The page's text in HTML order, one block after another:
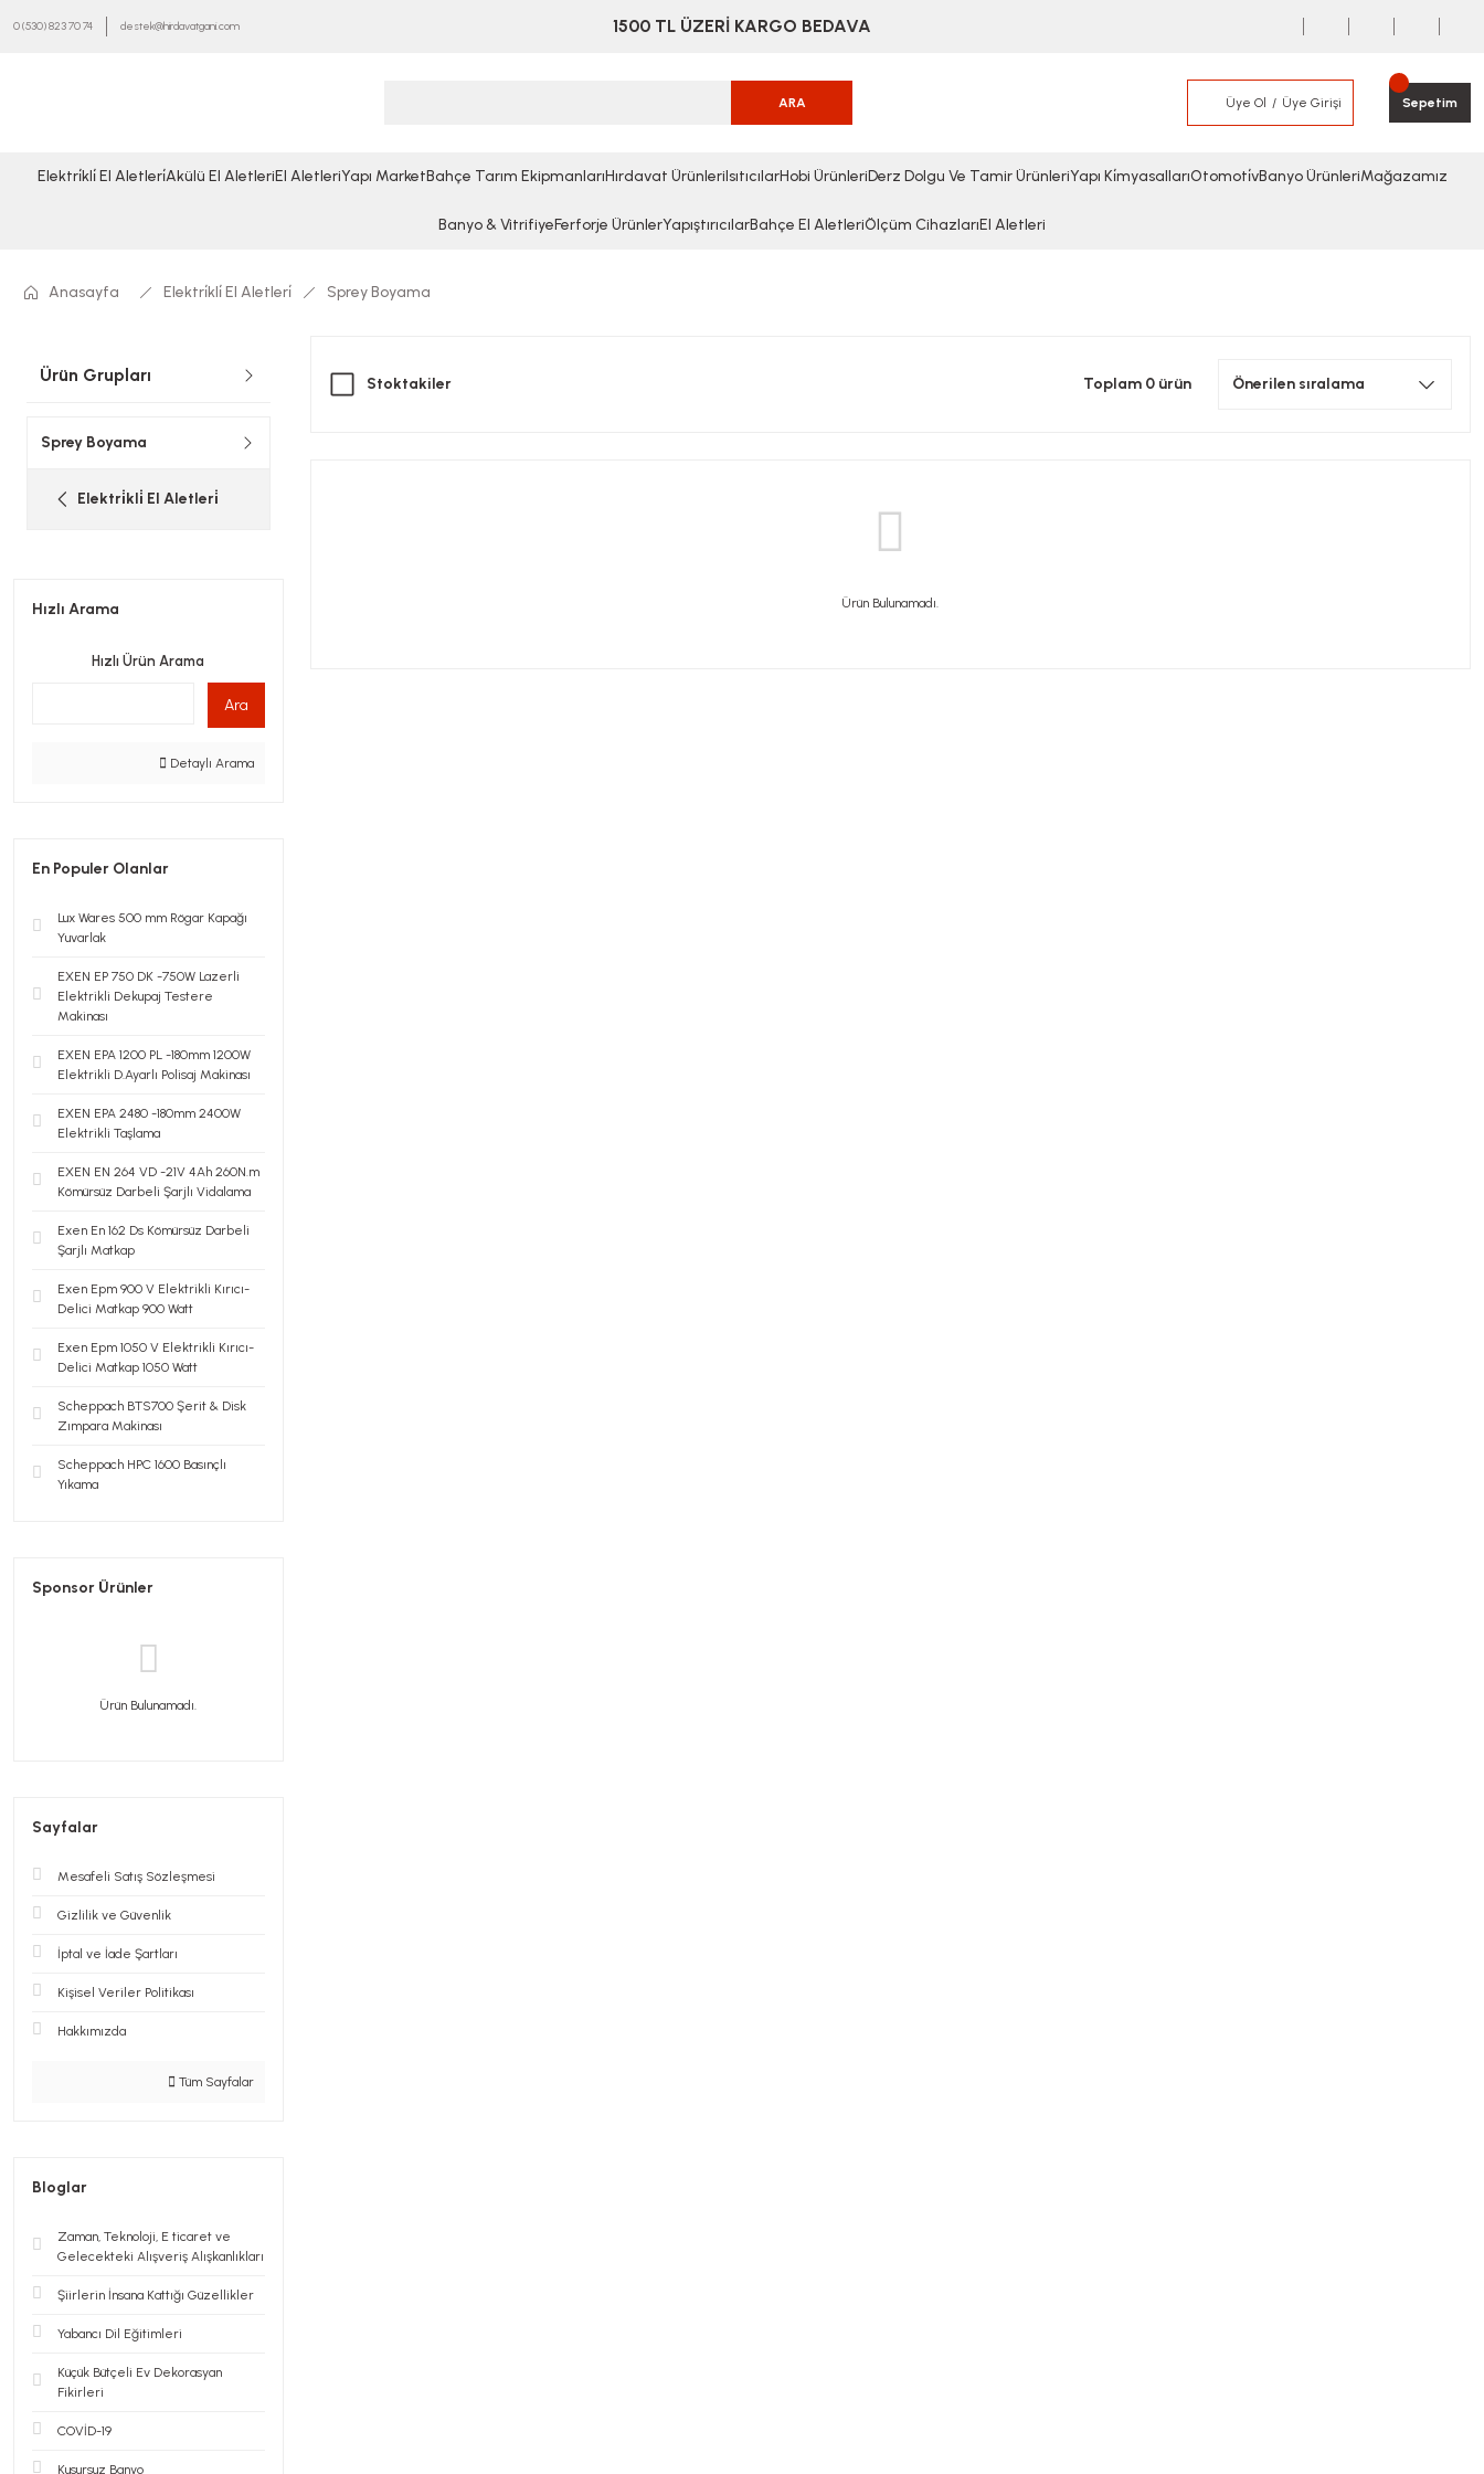
0 (530) 823 70 74 destek@hirdavatgani.com 1500 TL ÜZERİ KARGO BEDAVA
ARA Üye Ol Üye Girişi Sepetim
Elektri̇kli̇ El Aletleri̇Akülü El AletleriEl AletleriYapı MarketBahçe Tarım EkipmanlarıHırdavat ÜrünleriIsıtıcılarHobi ÜrünleriDerz Dolgu Ve Tamir ÜrünleriYapı Ki̇myasallarıOtomoti̇vBanyo ÜrünleriMağazamız
Banyo & VitrifiyeFerforje ÜrünlerYapıştırıcılarBahçe El AletleriÖlçüm CihazlarıEl Aletleri
Anasayfa Elektri̇kli̇ El Aletleri̇ Sprey Boyama
Ürün Grupları
Sprey Boyama
Elektri̇kli̇ El Aletleri̇
Hızlı Arama
Hızlı Ürün Arama
Ara
Detaylı Arama
En Populer Olanlar
Lux Wares 500 mm Rögar Kapağı
Yuvarlak
EXEN EP 750 DK -750W Lazerli
Elektrikli Dekupaj Testere
Makinası
EXEN EPA 1200 PL -180mm 1200W
Elektrikli D.Ayarlı Polisaj Makinası
EXEN EPA 2480 -180mm 2400W
Elektrikli Taşlama
EXEN EN 264 VD -21V 4Ah 260N.m
Kömürsüz Darbeli Şarjlı Vidalama
Exen En 162 Ds Kömürsüz Darbeli
Şarjlı Matkap
Exen Epm 900 V Elektrikli Kırıcı-
Delici Matkap 900 Watt
Exen Epm 1050 V Elektrikli Kırıcı-
Delici Matkap 1050 Watt
Scheppach BTS700 Şerit & Disk
Zımpara Makinası
Scheppach HPC 1600 Basınçlı
Yıkama
Sponsor Ürünler
Ürün Bulunamadı.
Sayfalar
Mesafeli Satış Sözleşmesi
Gizlilik ve Güvenlik
İptal ve İade Şartları
Kişisel Veriler Politikası
Hakkımızda
Tüm Sayfalar
Bloglar
Zaman, Teknoloji, E ticaret ve
Gelecekteki Alışveriş Alışkanlıkları
Şiirlerin İnsana Kattığı Güzellikler
Yabancı Dil Eğitimleri
Küçük Bütçeli Ev Dekorasyan
Fikirleri
COVİD-19
Kusursuz Banyo
Stoktakiler Toplam 0 ürün
Ürün Bulunamadı.